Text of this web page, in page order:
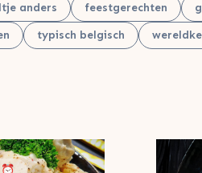
anders feestgerechten
typisch belgisch